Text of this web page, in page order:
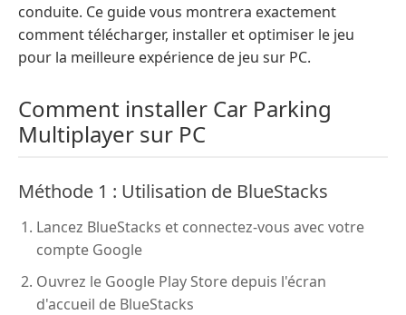
conduite. Ce guide vous montrera exactement
comment télécharger, installer et optimiser le jeu
pour la meilleure expérience de jeu sur PC.
Comment installer Car Parking
Multiplayer sur PC
Méthode 1 : Utilisation de BlueStacks
Lancez BlueStacks et connectez-vous avec votre
compte Google
Ouvrez le Google Play Store depuis l'écran
d'accueil de BlueStacks